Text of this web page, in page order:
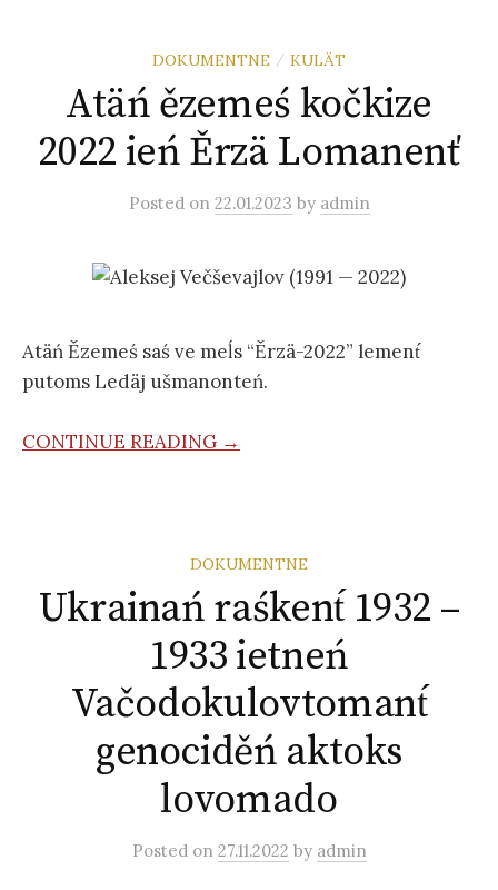
DOKUMENTNE / KULÄT
Atäń ězemeś kočkize
2022 ień Ěrzä Lomanenť
Posted on 22.01.2023 by admin
Atäń Ězemeś saś ve meĺs “Ěrzä-2022” lement́
putoms Ledäj ušmanonteń.
CONTINUE READING →
DOKUMENTNE
Ukrainań raśkent́ 1932 –
1933 ietneń
Vačodokulovtomant́
genociděń aktoks
lovomado
Posted on 27.11.2022 by admin